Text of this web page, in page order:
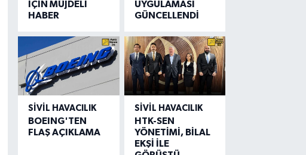
İÇİN MÜJDELİ
HABER
UYGULAMASI
GÜNCELLENDİ
SIVIL HAVACILIK
BOEING'TEN
FLAŞ AÇIKLAMA
SIVIL HAVACILIK
HTK-SEN
YÖNETİMİ, BİLAL
EKŞİ İLE